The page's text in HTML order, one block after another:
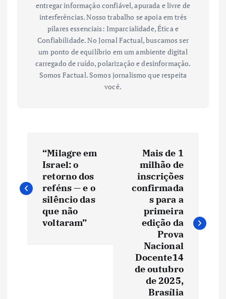
entregar informação confiável, apurada e livre de
interferências. Nosso trabalho se apoia em três
pilares essenciais: Imparcialidade, Ética e
Confiabilidade. No Jornal Factual, buscamos ser
um ponto de equilíbrio em um ambiente digital
carregado de ruído, polarização e desinformação.
Somos Factual. Somos jornalismo que respeita
você.
v
“Milagre em
Israel: o
retorno dos
reféns — e o
silêncio das
que não
voltaram”
Mais de 1
milhão de
inscrições
confirmada
s para a
primeira
edição da
Prova
Nacional
Docente14
de outubro
de 2025,
Brasília